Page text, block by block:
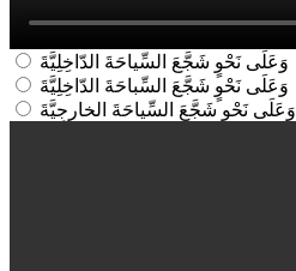
وَعَلَى نَحْوٍ شَجَّعَ السِّياحَةَ الدّاخِلِيَّةَ
وَعَلَى نَحْوٍ شَجَّعَ السِّباحَةَ الدّاخِلِيَّةَ
وَعَلَى نَحْوٍ شَجَّعَ السِّياحَةَ الخارِجِيَّةَ